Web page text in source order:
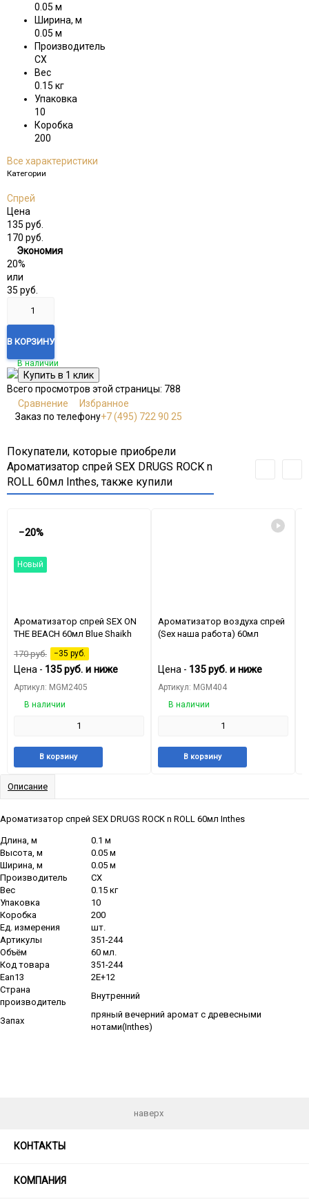
0.05 м
Ширина, м
0.05 м
Производитель
CX
Вес
0.15 кг
Упаковка
10
Коробка
200
Все характеристики
Категории
Спрей
Цена
135 руб.
170 руб.
Экономия
20%
или
35 руб.
В КОРЗИНУ
В наличии
Всего просмотров этой страницы: 788
Сравнение
Избранное
Заказ по телефону+7 (495) 722 90 25
Покупатели, которые приобрели
Ароматизатор спрей SEX DRUGS ROCK n
ROLL 60мл Inthes, также купили
−20%
Новый
Ароматизатор спрей SEX ON
THE BEACH 60мл Blue Shaikh
170руб. −35 руб.
Цена - 135руб. и ниже
Артикул: MGM2405
В наличии
В корзину
Ароматизатор воздуха спрей
(Sex наша работа) 60мл
Цена - 135руб. и ниже
Артикул: MGM404
В наличии
В корзину
Описание
Ароматизатор спрей SEX DRUGS ROCK n ROLL 60мл Inthes
Длина, м
0.1 м
Высота, м
0.05 м
Ширина, м
0.05 м
Производитель
CX
Вес
0.15 кг
Упаковка
10
Коробка
200
Ед. измерения
шт.
Артикулы
351-244
Объём
60 мл.
Код товара
351-244
Ean13
2E+12
Страна
производитель
Внутренний
Запах
пряный вечерний аромат с древесными
нотами(Inthes)
наверх
КОНТАКТЫ
КОМПАНИЯ